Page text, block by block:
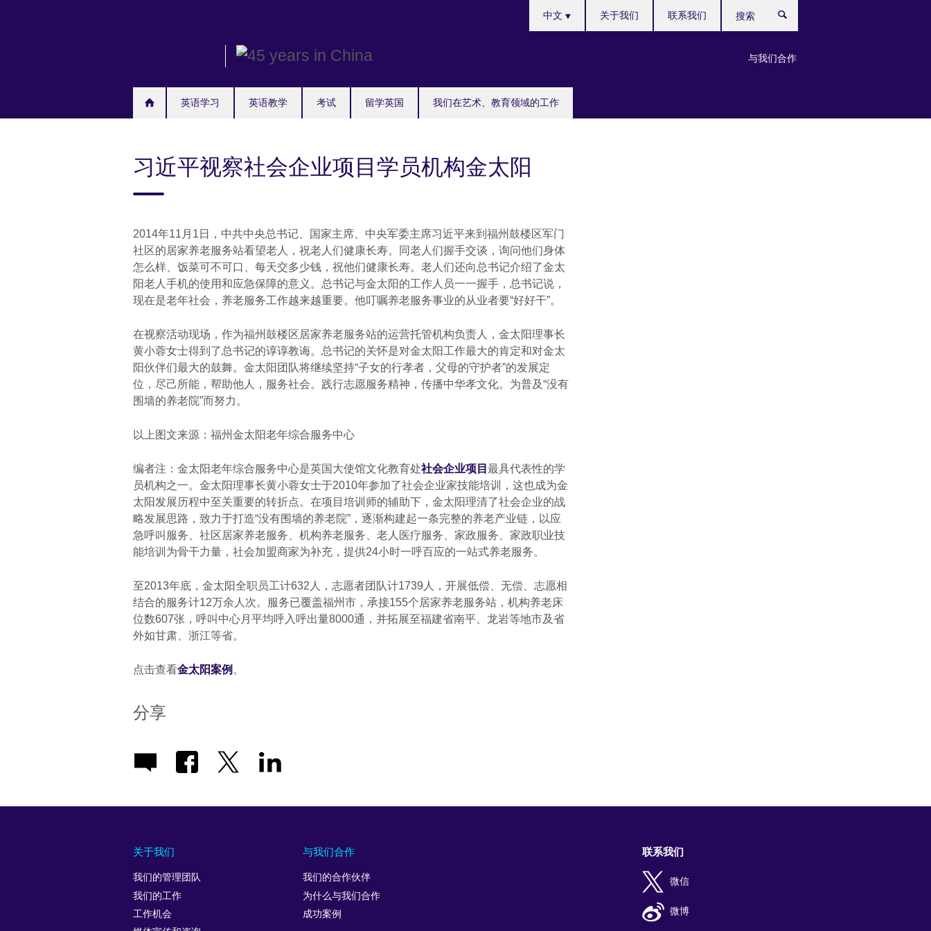
英语学习 英语教学 考试 留学英国 我们在艺术、教育领域的工作
your
中文
与我们合作
关于我们 联系我们
索
习近平视察社会企业项目学员机构金太阳
2014年11月1日，中共中央总书记、国家主席、中央军委主席习近平来到福州鼓楼区军门
社区的居家养老服务站看望老人，祝老人们健康长寿。同老人们握手交谈，询问他们身体
怎么样、饭菜可不可口、每天交多少钱，祝他们健康长寿。老人们还向总书记介绍了金太
阳老人手机的使用和应急保障的意义。总书记与金太阳的工作人员一一握手，总书记说，
现在是老年社会，养老服务工作越来越重要。他叮嘱养老服务事业的从业者要“好好干”。
在视察活动现场，作为福州鼓楼区居家养老服务站的运营托管机构负责人，金太阳理事长
黄小蓉女士得到了总书记的谆谆教诲。总书记的关怀是对金太阳工作最大的肯定和对金太
阳伙伴们最大的鼓舞。金太阳团队将继续坚持“子女的行孝者，父母的守护者”的发展定
位，尽己所能，帮助他人，服务社会。践行志愿服务精神，传播中华孝文化。为普及“没有
围墙的养老院”而努力。
以上图文来源：福州金太阳老年综合服务中心
编者注：金太阳老年综合服务中心是英国大使馆文化教育处社会企业项目 最具代表性的学
员机构之一。金太阳理事长黄小蓉女士于2010年参加了社会企业家技能培训，这也成为金
太阳发展历程中至关重要的转折点。在项目培训师的辅助下，金太阳理清了社会企业的战
略发展思路，致力于打造“没有围墙的养老院”，逐渐构建起一条完整的养老产业链，以应
急呼叫服务、社区居家养老服务、机构养老服务、老人医疗服务、家政服务、家政职业技
能培训为骨干力量，社会加盟商家为补充，提供24小时一呼百应的一站式养老服务。
至2013年底，金太阳全职员工计632人，志愿者团队计1739人，开展低偿、无偿、志愿相
结合的服务计12万余人次。服务已覆盖福州市，承接155个居家养老服务站，机构养老床
位数607张，呼叫中心月平均呼入呼出量8000通，并拓展至福建省南平、龙岩等地市及省
外如甘肃、浙江等省。
点击查看金太阳案例 。
分享
关于我们
我们的管理团队
我们的工作
工作机会
与我们合作
我们的合作伙伴
为什么与我们合作
成功案例
联系我们
微信
微博